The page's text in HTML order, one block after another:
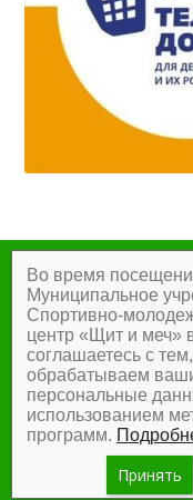
Главная
Документы
Муниципальное
Во время
Муниципальное
Спортивно-
центр «Щит и меч»
соглашаетесь с
обрабатываем
персональные
использованием
программ.